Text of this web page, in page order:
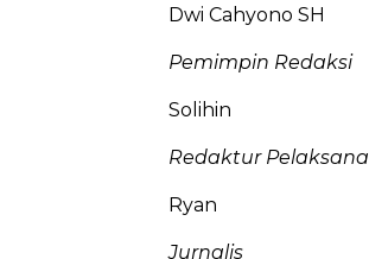
Dwi Cahyono SH
Pemimpin Redaksi
Solihin
Redaktur Pelaksana
Ryan
Jurnalis